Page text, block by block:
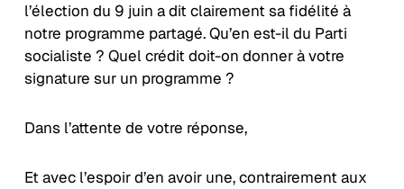
l’élection du 9 juin a dit clairement sa fidélité à
notre programme partagé. Qu’en est-il du Parti
socialiste ? Quel crédit doit-on donner à votre
signature sur un programme ?
Dans l’attente de votre réponse,
Et avec l’espoir d’en avoir une, contrairement aux